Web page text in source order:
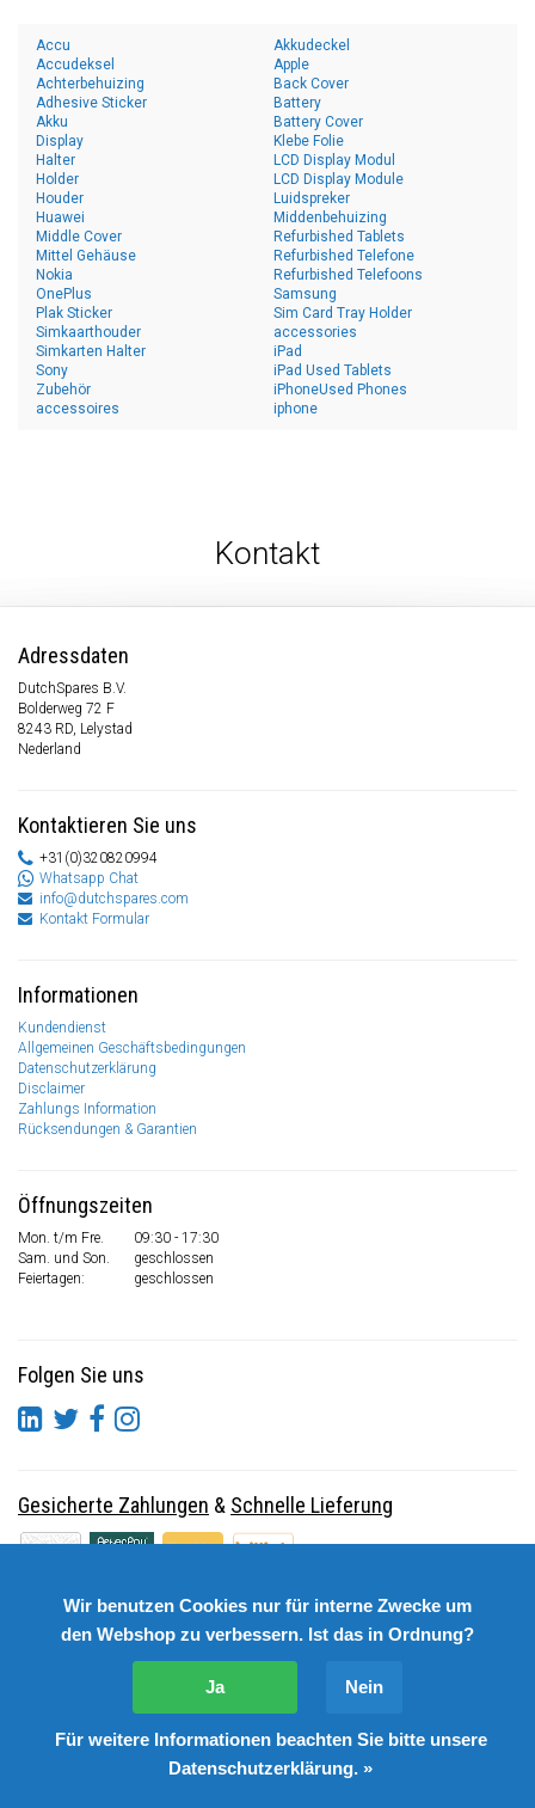
Accu
Accudeksel
Achterbehuizing
Adhesive Sticker
Akku
Akkudeckel
Apple
Back Cover
Battery
Battery Cover
Display
Halter
Holder
Houder
Huawei
Klebe Folie
LCD Display Modul
LCD Display Module
Luidspreker
Middenbehuizing
Middle Cover
Mittel Gehäuse
Nokia
OnePlus
Plak Sticker
Refurbished Tablets
Refurbished Telefone
Refurbished Telefoons
Samsung
Sim Card Tray Holder
Simkaarthouder
Simkarten Halter
Sony
Zubehör
accessoires
accessories
iPad
iPad Used Tablets
iPhoneUsed Phones
iphone
Kontakt
Adressdaten
DutchSpares B.V.
Bolderweg 72 F
8243 RD, Lelystad
Nederland
Kontaktieren Sie uns
+31(0)320820994
Whatsapp Chat
info@dutchspares.com
Kontakt Formular
Informationen
Kundendienst
Allgemeinen Geschäftsbedingungen
Datenschutzerklärung
Disclaimer
Zahlungs Information
Rücksendungen & Garantien
Öffnungszeiten
Mon. t/m Fre.
09:30 - 17:30
Sam. und Son.
geschlossen
Feiertagen:
geschlossen
Folgen Sie uns
Gesicherte Zahlungen & Schnelle Lieferung
© Copyright 2026 DutchSpares B.V. - Design byWebdinge.nl
DutchSpares B.V. word beoordeeld met: 9,9/10 (2541
Wir benutzen Cookies nur für interne Zwecke um
den Webshop zu verbessern. Ist das in Ordnung?
Ja Nein
Für weitere Informationen beachten Sie bitte unsere
Datenschutzerklärung. »